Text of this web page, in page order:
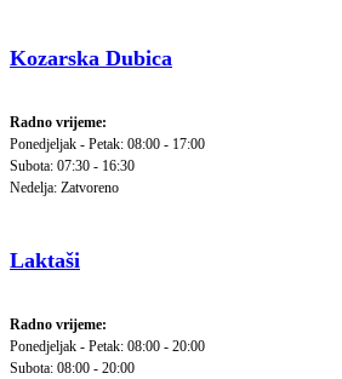
Kozarska Dubica
Radno vrijeme:
Ponedjeljak - Petak: 08:00 - 17:00
Subota: 07:30 - 16:30
Nedelja: Zatvoreno
Laktaši
Radno vrijeme:
Ponedjeljak - Petak: 08:00 - 20:00
Subota: 08:00 - 20:00